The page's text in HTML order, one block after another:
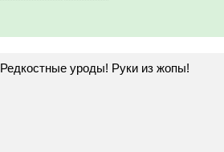
Редкостные уроды! Руки из жопы!